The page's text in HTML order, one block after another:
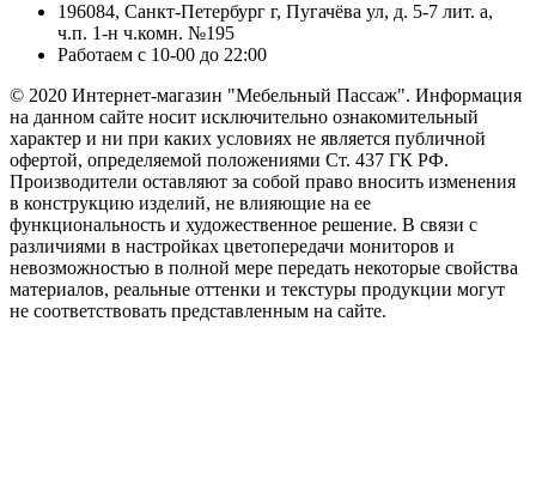
196084, Санкт-Петербург г, Пугачёва ул, д. 5-7 лит. а,
ч.п. 1-н ч.комн. №195
Работаем с 10-00 до 22:00
© 2020 Интернет-магазин "Мебельный Пассаж". Информация
на данном сайте носит исключительно ознакомительный
характер и ни при каких условиях не является публичной
офертой, определяемой положениями Ст. 437 ГК РФ.
Производители оставляют за собой право вносить изменения
в конструкцию изделий, не влияющие на ее
функциональность и художественное решение. В связи с
различиями в настройках цветопередачи мониторов и
невозможностью в полной мере передать некоторые свойства
материалов, реальные оттенки и текстуры продукции могут
не соответствовать представленным на сайте.